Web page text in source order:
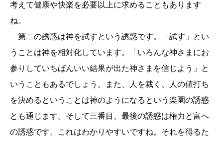
考えて健康や快楽を必要以上に求めることもあります
ね。
第二の誘惑は神を試すという誘惑です。「試す」とい
うことは神を相対化しています。「いろんな神さまにお
参りしていちばんいい結果が出た神さまを信じよう」と
いうこともあるでしょう。また、人を裁く、人の値打ち
を決めるということは神のようになるという楽園の誘惑
とも通じます。そして三番目、最後の誘惑は権力と富へ
の誘惑です。これはわかりやすいですね。それを得るた